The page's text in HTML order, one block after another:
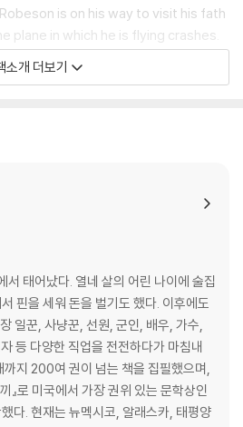
is on his way to visit his fath
plane in which he is flying crashes.
alone in the Canadian wilderness
Windbreaker and the hatchet his
since his parent's divorce. But now
self pity, or despair -- it will take al
award-winning contemporar
story with which all others are c
with a reading group guide, will intr
readers to this page-turning, hear
소개 더보기
태어났다. 열네 살의 어린 나이에 술집
핀을 세워 돈을 벌기도 했다. 이후에도
일꾼, 사냥꾼, 선원, 군인, 배우, 가수,
등 다양한 직업을 전전하다가 마침내
까지 200여 권이 넘는 책을 집필했으며,
끼』로 미국에서 가장 권위 있는 문학상인
다. 현재는 뉴멕시코, 알래스카, 태평양